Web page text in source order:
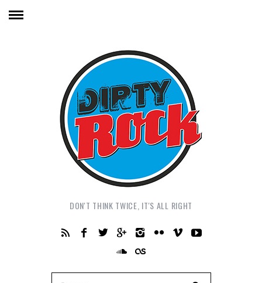
DON'T THINK TWICE, IT'S ALL RIGHT